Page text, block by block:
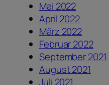
Mai 2022
April 2022
März 2022
Februar 2022
September 2021
August 2021
Juli 2021